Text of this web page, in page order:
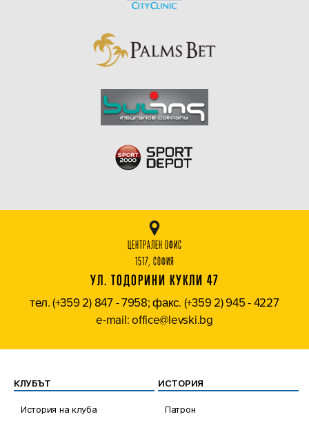
ЦЕНТРАЛЕН ОФИС
1517, СОФИЯ
УЛ. ТОДОРИНИ КУКЛИ 47
тел. (+359 2) 847 - 7958; факс. (+359 2) 945 - 4227
e-mail: office@levski.bg
КЛУБЪТ
История на клуба
ИСТОРИЯ
Патрон